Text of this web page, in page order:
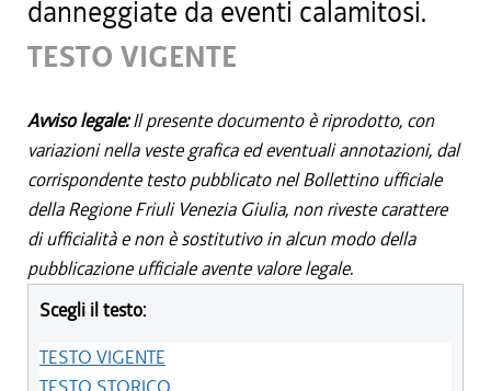
danneggiate da eventi calamitosi.
TESTO VIGENTE
Avviso legale:Il presente documento è riprodotto, con
variazioni nella veste grafica ed eventuali annotazioni, dal
corrispondente testo pubblicato nel Bollettino ufficiale
della Regione Friuli Venezia Giulia, non riveste carattere
di ufficialità e non è sostitutivo in alcun modo della
pubblicazione ufficiale avente valore legale.
Scegli il testo:
TESTO VIGENTE